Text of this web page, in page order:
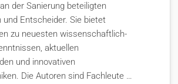
der Sanierung beteiligten
Entscheider. Sie bietet
zu neuesten wissenschaftlich-
aktuellen
und innovativen
Die Autoren sind Fachleute …